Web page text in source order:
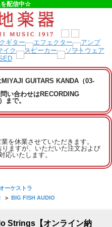
を配信中☆
GUITARS KANDA（03-
い合わせはRECORDING
まで。
を休業させていただきます。
ますが、いただいた注文および
応いたします。
ーケストラ
> BIG FISH AUDIO
Strings【オンライン納